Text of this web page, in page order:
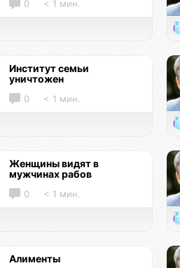
0 < 1 мин.
Институт семьи
уничтожен
0 < 1 мин.
Женщины видят в
мужчинах рабов
0 < 1 мин.
Алименты